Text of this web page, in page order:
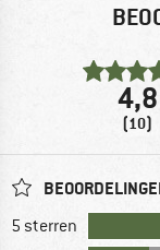
4,8
(10)
5 sterren